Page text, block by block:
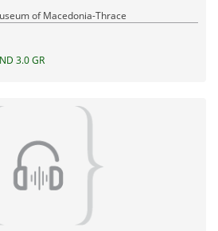
of Macedonia-Thrace
3.0 GR